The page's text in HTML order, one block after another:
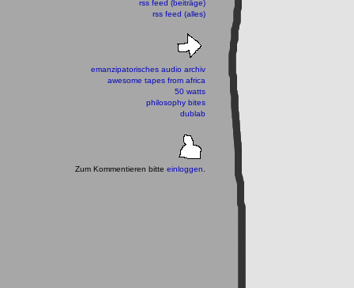
rss feed (beiträge)
rss feed (alles)
emanzipatorisches audio archiv
awesome tapes from africa
50 watts
philosophy bites
dublab
Zum Kommentieren bitte einloggen